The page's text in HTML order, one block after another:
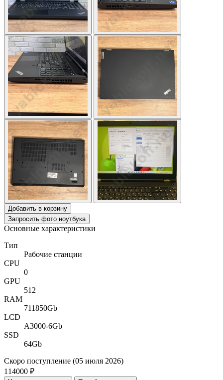
Добавить в корзину
Запросить фото ноутбука
Основные характеристики
Тип
Рабочие станции
CPU
0
GPU
512
RAM
711850Gb
LCD
A3000-6Gb
SSD
64Gb
Скоро поступление (05 июля 2026)
114000 ₽